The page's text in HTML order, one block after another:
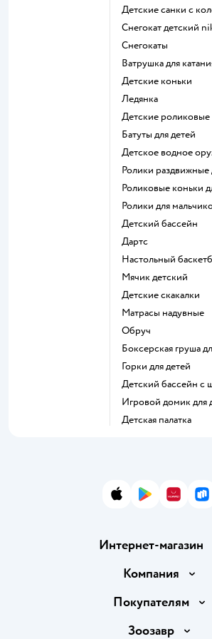
Детские санки с
Снегокат детский
Снегокаты
Ватрушка для
Детские коньки
Ледянка
Детские
Батуты для детей
Детское водное
Ролики раздвижные
Роликовые коньки
Ролики для
Детский бассейн
Дартс
Настольный
Мячик детский
Детские скакалки
Матрасы надувные
Обруч
Боксерская груша
Горки для детей
Детский бассейн
Игровой домик для
Детская палатка
App StoreGoogle Play
Интернет-магазин
Доставка и оплата
Обмен и возврат товара
Правила продажи
Компания
О компании
Покупателям
Бонусные карты
Зоозавр